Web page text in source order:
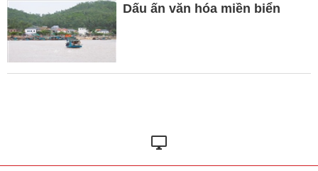
Dấu ấn văn hóa miền biển